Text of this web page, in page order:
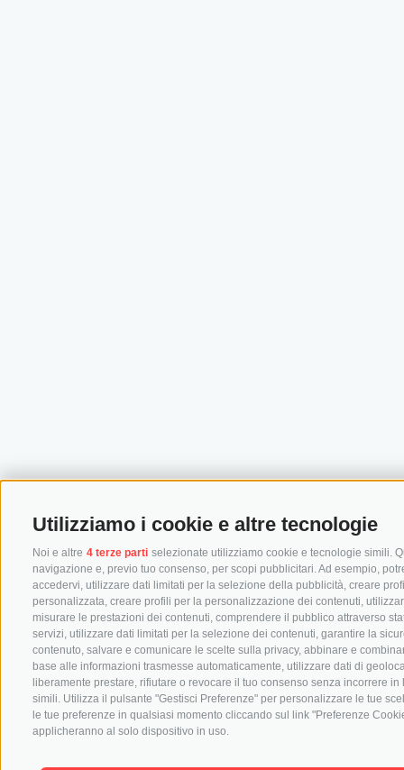
Utilizziamo i cookie e altre tecnologie
Noi e altre 4 terze parti selezionate utilizziamo cookie e tecnologie simili.
navigazione e, previo tuo consenso, per scopi pubblicitari. Ad esempio,
accedervi, utilizzare dati limitati per la selezione della pubblicità, creare
personalizzata, creare profili per la personalizzazione dei contenuti,
misurare le prestazioni dei contenuti, comprendere il pubblico attraverso
servizi, utilizzare dati limitati per la selezione dei contenuti, garantire la
contenuto, salvare e comunicare le scelte sulla privacy, abbinare e
base alle informazioni trasmesse automaticamente, utilizzare dati di
liberamente prestare, rifiutare o revocare il tuo consenso senza incorrere
simili. Utilizza il pulsante "Gestisci Preferenze" per personalizzare le tue
le tue preferenze in qualsiasi momento cliccando sul link "Preferenze
applicheranno al solo dispositivo in uso.